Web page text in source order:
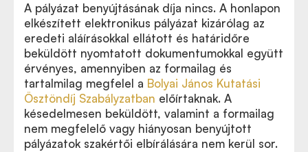
A pályázat benyújtásának díja nincs. A honlapon
elkészített elektronikus pályázat kizárólag az
eredeti aláírásokkal ellátott és határidőre
beküldött nyomtatott dokumentumokkal együtt
érvényes, amennyiben az formailag és
tartalmilag megfelel a Bolyai János Kutatási
Ösztöndíj Szabályzatban előírtaknak. A
késedelmesen beküldött, valamint a formailag
nem megfelelő vagy hiányosan benyújtott
pályázatok szakértői elbírálására nem kerül sor.